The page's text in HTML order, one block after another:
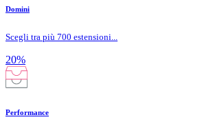
Domini
Scegli tra più 700 estensioni...
20%
Performance